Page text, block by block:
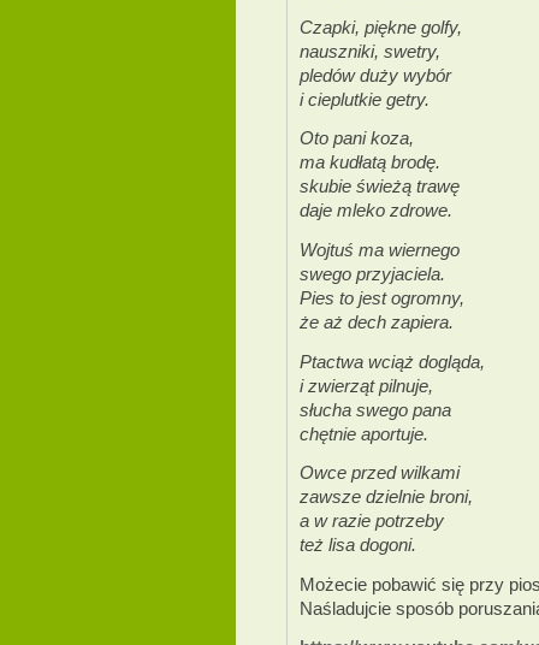
Czapki, piękne golfy,
nauszniki, swetry,
pledów duży wybór
i cieplutkie getry.
Oto pani koza,
ma kudłatą brodę.
skubie świeżą trawę
daje mleko zdrowe.
Wojtuś ma wiernego
swego przyjaciela.
Pies to jest ogromny,
że aż dech zapiera.
Ptactwa wciąż dogląda,
i zwierząt pilnuje,
słucha swego pana
chętnie aportuje.
Owce przed wilkami
zawsze dzielnie broni,
a w razie potrzeby
też lisa dogoni.
Możecie pobawić się przy
Naśladujcie sposób